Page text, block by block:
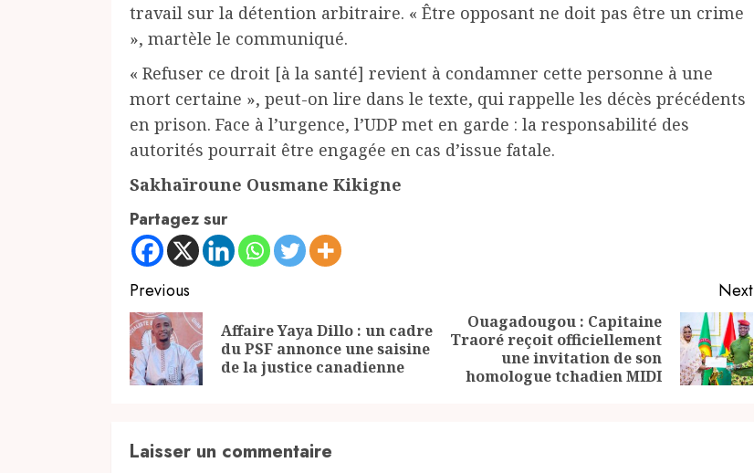
travail sur la détention arbitraire. « Être opposant ne doit pas être un crime
», martèle le communiqué.
« Refuser ce droit [à la santé] revient à condamner cette personne à une
mort certaine », peut-on lire dans le texte, qui rappelle les décès précédents
en prison. Face à l’urgence, l’UDP met en garde : la responsabilité des
autorités pourrait être engagée en cas d’issue fatale.
Sakhaïroune Ousmane Kikigne
Partagez sur
Continue
Reading
Previous
Previous
post:
Affaire Yaya Dillo : un cadre
du PSF annonce une saisine
de la justice canadienne
Next
Next
post:
Ouagadougou : Capitaine
Traoré reçoit officiellement
une invitation de son
homologue tchadien MIDI
Laisser un commentaire